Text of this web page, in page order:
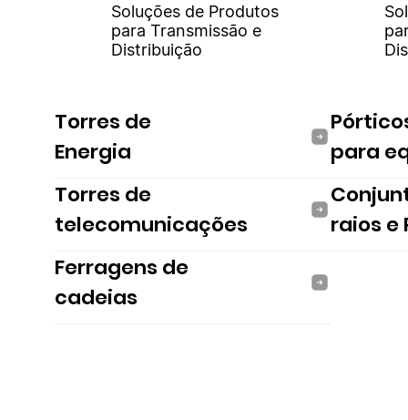
Soluções de Produtos
para Transmissão e
Distribuição
Torres de
Energia
para
Torres de
telecomunicações
raios e
Ferragens de
cadeias